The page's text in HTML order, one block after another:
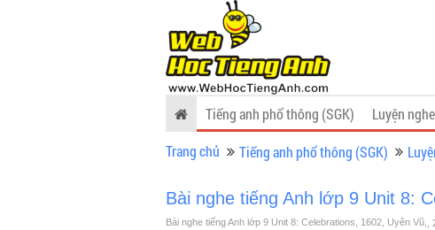
Tiếng anh phổ thông (SGK) Luyện
Trang chủ
Tiếng anh phổ thông (SGK)
Bài nghe tiếng Anh lớp 9 Unit 8:
Bài nghe tiếng Anh lớp 9 Unit 8: Celebrations, 1602, Uyên Vũ,